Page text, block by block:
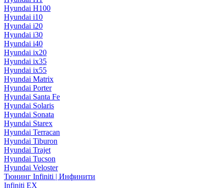
Hyundai H100
Hyundai i10
Hyundai i20
Hyundai i30
Hyundai i40
Hyundai ix20
Hyundai ix35
Hyundai ix55
Hyundai Matrix
Hyundai Porter
Hyundai Santa Fe
Hyundai Solaris
Hyundai Sonata
Hyundai Starex
Hyundai Terracan
Hyundai Tiburon
Hyundai Trajet
Hyundai Tucson
Hyundai Veloster
Тюнинг Infiniti | Инфинити
Infiniti EX